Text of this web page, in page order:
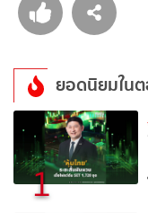
ยอดนิยมใน
1